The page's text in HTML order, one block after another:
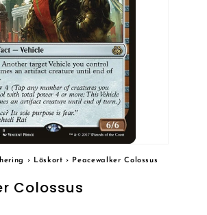
› Löskort › Peacewalker Colossus
Colossus